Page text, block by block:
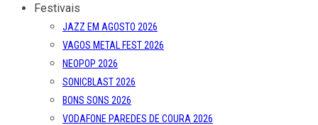
Festivais
JAZZ EM AGOSTO 2026
VAGOS METAL FEST 2026
NEOPOP 2026
SONICBLAST 2026
BONS SONS 2026
VODAFONE PAREDES DE COURA 2026